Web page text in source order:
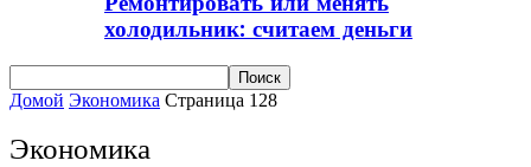
холодильник: считаем деньги
Домой Экономика Страница 128
Экономика